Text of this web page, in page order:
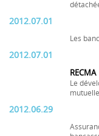
2012.07.01
Les
2012.07.01
RECMA
Le
2012.06.29